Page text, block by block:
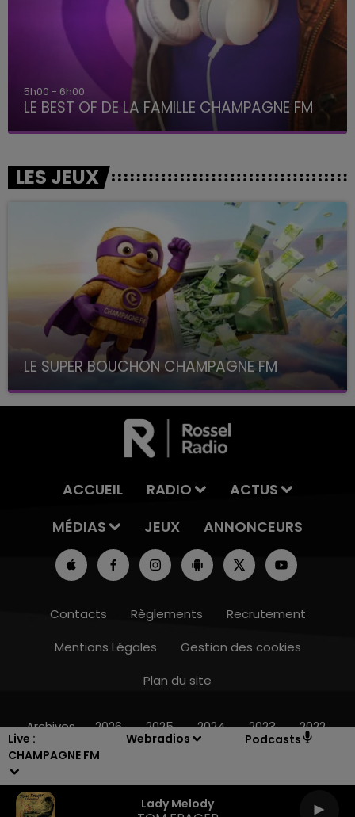
Live :
CHAMPAGNE FM
Webradios Podcasts
Lady Melody
5h00 - 6h00
LE BEST OF DE LA FAMILLE CHAMPAGNE FM
LES JEUX
LE SUPER BOUCHON CHAMPAGNE FM
avec La Famille Champagne FM, à 8H10
ACCUEIL RADIO
ACTUS
MÉDIAS
JEUX ANNONCEURS
Contacts Règlements
Recrutement
Mentions Légales
Gestion des cookies
Plan du site
Archives 2026 2025 2024 2023 2022